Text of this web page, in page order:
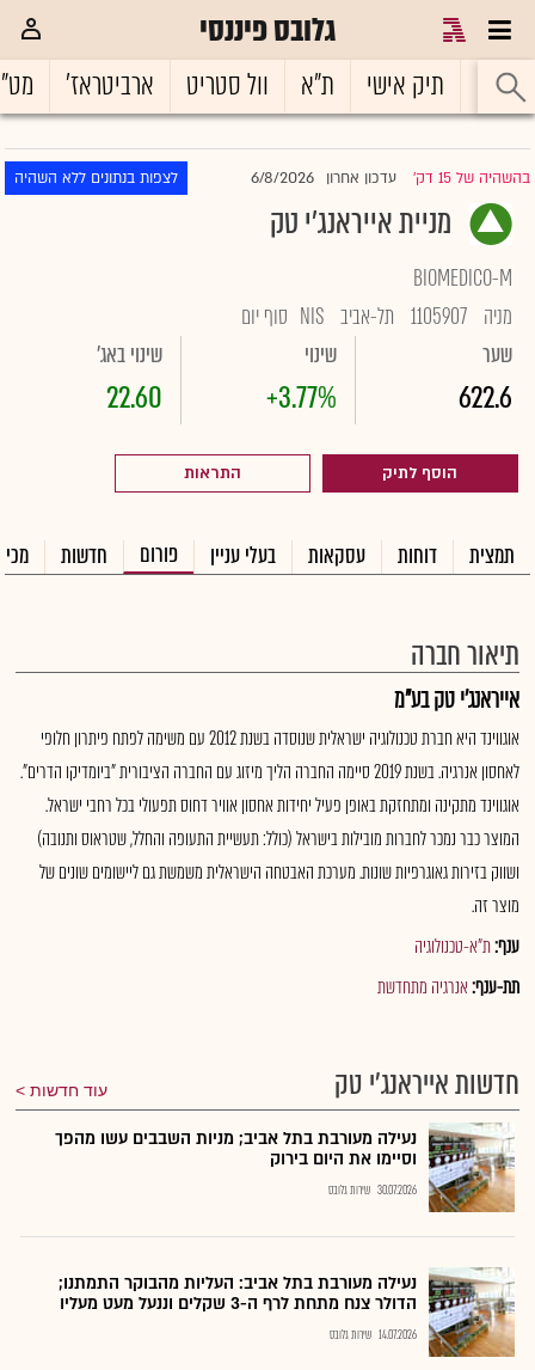
גלובס פיננסי
ראשי תיק אישי ת"א וול סטריט ארביטראז'
בהשהיה של 15 דק' |עדכון אחרון 6/8/2026 לצפות בנתונים ללא השהיה
מניית אייראנג'י טק
BIOMEDICO-M
מניה 1105907 תל-אביב NIS סוף יום
שער
622.6
שינוי
+3.77%
שינוי באג'
22.60
הוסף לתיק התראות
תמצית דוחות עסקאות בעלי עניין פורום חדשות
תיאור חברה
אייראנג'י טק בע"מ
אוגווינד היא חברת טכנולוגיה ישראלית שנוסדה בשנת 2012 עם משימה לפתח פיתרון חלופי
לאחסון אנרגיה. בשנת 2019 סיימה החברה הליך מיזוג עם החברה הציבורית "ביומדיקו הדרים".
אוגווינד מתקינה ומתחזקת באופן פעיל יחידות אחסון אוויר דחוס תפעולי בכל רחבי ישראל.
המוצר כבר נמכר לחברות מובילות בישראל (כולל: תעשיית התעופה והחלל, שטראוס ותנובה)
ושווק בזירות גאוגרפיות שונות. מערכת האבטחה הישראלית משמשת גם ליישומים שונים של
מוצר זה.
ענף:ת"א-טכנולוגיה
תת-ענף:אנרגיה מתחדשת
חדשות אייראנג'י טק עוד חדשות
נעילה מעורבת בתל אביב; מניות השבבים עשו מהפך
וסיימו את היום בירוק
30.07.2026 שירות גלובס
נעילה מעורבת בתל אביב: העליות מהבוקר התמתנו;
הדולר צנח מתחת לרף ה-3 שקלים וננעל מעט מעליו
14.07.2026 שירות גלובס